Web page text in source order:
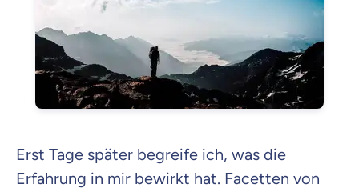
Erst Tage später begreife ich, was die
Erfahrung in mir bewirkt hat. Facetten von